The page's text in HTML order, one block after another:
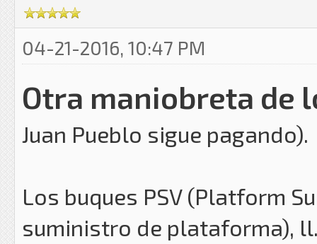
04-21-2016, 10:47 PM
Otra maniobreta de
Juan Pueblo sigue pagando).
Los buques PSV (Platform
suministro de plataforma),